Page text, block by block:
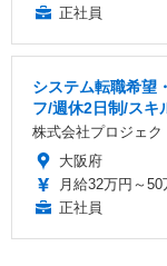
正社員
システム転職希望
フ/週休2日制/スキ
株式会社プロジェク
大阪府
月給32万円～50
正社員